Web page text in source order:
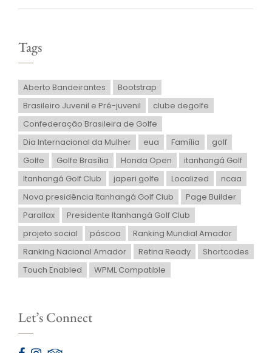
Tags
Aberto Bandeirantes
Bootstrap
Brasileiro Juvenil e Pré-juvenil
clube degolfe
Confederação Brasileira de Golfe
Dia Internacional da Mulher
eua Família
golf
Golfe
Golfe Brasília Honda Open
itanhangá Golf
Itanhangá Golf Club
japeri golfe Localized
ncaa
Nova presidência Itanhangá Golf Club
Page Builder
Parallax
Presidente Itanhangá Golf Club
projeto social
páscoa
Ranking Mundial Amador
Ranking Nacional Amador
Retina Ready
Shortcodes
Touch Enabled
WPML Compatible
Let’s Connect